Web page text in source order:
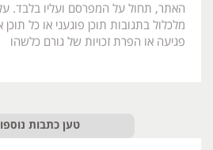
האתר, תחול על המפרסם ועליו בלבד.
מלכלול בתגובות תוכן פוגעני או כל
פגיעה או הפרת זכויות של גורם כלשהו
טען כתבות